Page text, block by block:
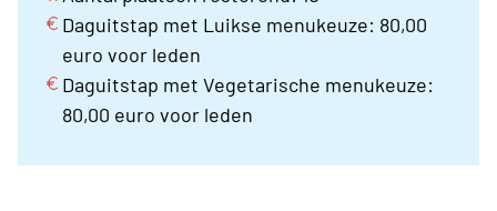
Daguitstap met Luikse menukeuze: 80,00
euro voor leden
Daguitstap met Vegetarische menukeuze:
80,00 euro voor leden